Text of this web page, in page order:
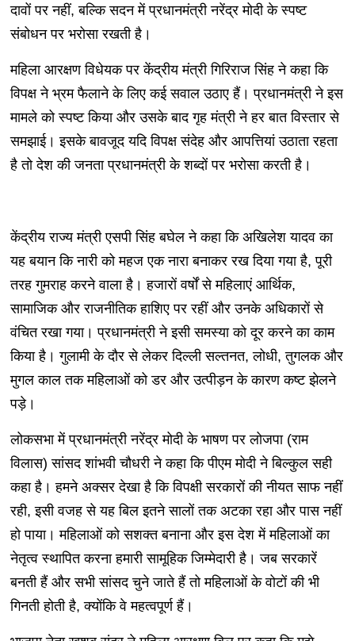
दावों पर नहीं, बल्कि सदन में प्रधानमंत्री नरेंद्र मोदी के स्पष्ट
संबोधन पर भरोसा रखती है।
महिला आरक्षण विधेयक पर केंद्रीय मंत्री गिरिराज सिंह ने कहा कि
विपक्ष ने भ्रम फैलाने के लिए कई सवाल उठाए हैं। प्रधानमंत्री ने इस
मामले को स्पष्ट किया और उसके बाद गृह मंत्री ने हर बात विस्तार से
समझाई। इसके बावजूद यदि विपक्ष संदेह और आपत्तियां उठाता रहता
है तो देश की जनता प्रधानमंत्री के शब्दों पर भरोसा करती है।
केंद्रीय राज्य मंत्री एसपी सिंह बघेल ने कहा कि अखिलेश यादव का
यह बयान कि नारी को महज एक नारा बनाकर रख दिया गया है, पूरी
तरह गुमराह करने वाला है। हजारों वर्षों से महिलाएं आर्थिक,
सामाजिक और राजनीतिक हाशिए पर रहीं और उनके अधिकारों से
वंचित रखा गया। प्रधानमंत्री ने इसी समस्या को दूर करने का काम
किया है। गुलामी के दौर से लेकर दिल्ली सल्तनत, लोधी, तुगलक और
मुगल काल तक महिलाओं को डर और उत्पीड़न के कारण कष्ट झेलने
पड़े।
लोकसभा में प्रधानमंत्री नरेंद्र मोदी के भाषण पर लोजपा (राम
विलास) सांसद शांभवी चौधरी ने कहा कि पीएम मोदी ने बिल्कुल सही
कहा है। हमने अक्सर देखा है कि विपक्षी सरकारों की नीयत साफ नहीं
रही, इसी वजह से यह बिल इतने सालों तक अटका रहा और पास नहीं
हो पाया। महिलाओं को सशक्त बनाना और इस देश में महिलाओं का
नेतृत्व स्थापित करना हमारी सामूहिक जिम्मेदारी है। जब सरकारें
बनती हैं और सभी सांसद चुने जाते हैं तो महिलाओं के वोटों की भी
गिनती होती है, क्योंकि वे महत्वपूर्ण हैं।